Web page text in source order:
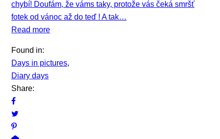
chybí! Doufám, že váms taky, protože vás čeká smršť
fotek od vánoc až do teď ! A tak…
Read more
Found in:
Days in pictures,
Diary days
Share: